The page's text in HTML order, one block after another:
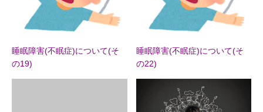
睡眠障害(不眠症)について(そ
の19)
睡眠障害(不眠症)について(そ
の22)